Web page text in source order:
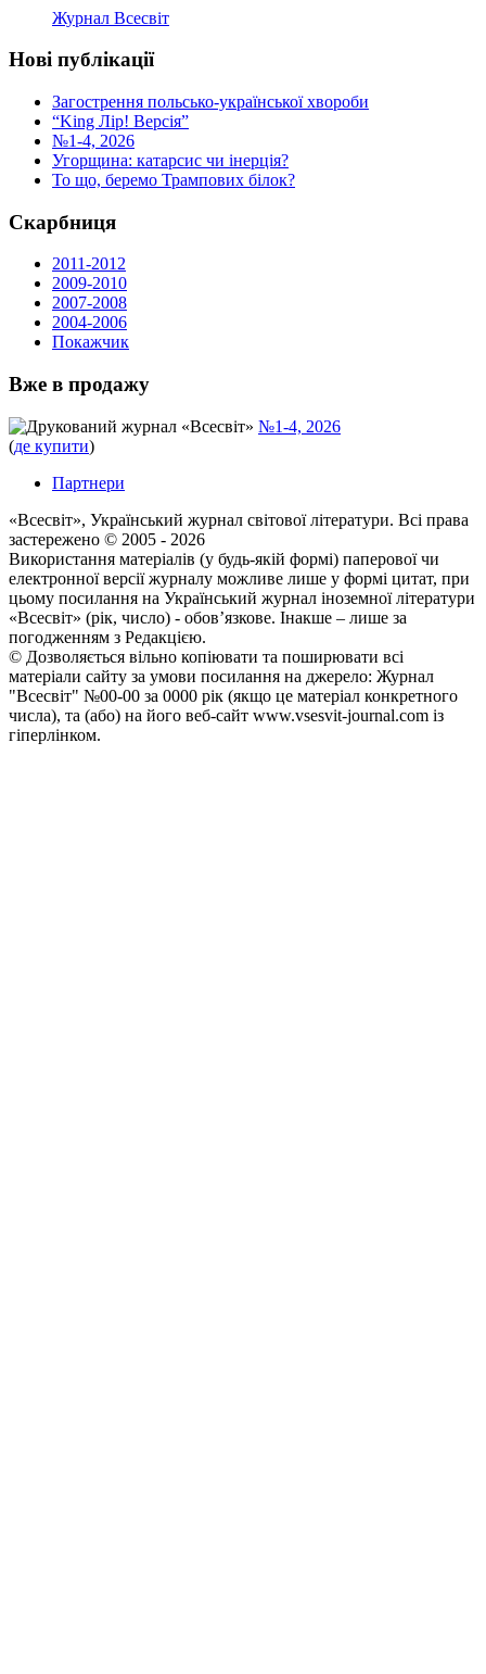
Журнал Всесвіт
Нові публікації
Загострення польсько-української хвороби
“King Лір! Версія”
№1-4, 2026
Угорщина: катарсис чи інерція?
То що, беремо Трампових білок?
Скарбниця
2011-2012
2009-2010
2007-2008
2004-2006
Покажчик
Вже в продажу
Друкований журнал «Всесвіт» №1-4, 2026
(де купити)
Партнери
«Всесвіт», Український журнал світової літератури. Всі права
застереженo © 2005 - 2026
Використання матеріалів (у будь-якій формі) паперової чи
електронної версії журналу можливе лише у формі цитат, при
цьому посилання на Український журнал іноземної літератури
«Всесвіт» (рік, число) - обов’язкове. Інакше – лише за
погодженням з Редакцією.
© Дозволяється вільно копіювати та поширювати всі
матеріали сайту за умови посилання на джерело: Журнал
"Всесвіт" №00-00 за 0000 рік (якщо це матеріал конкретного
числа), та (або) на його веб-сайт www.vsesvit-journal.com із
гіперлінком.